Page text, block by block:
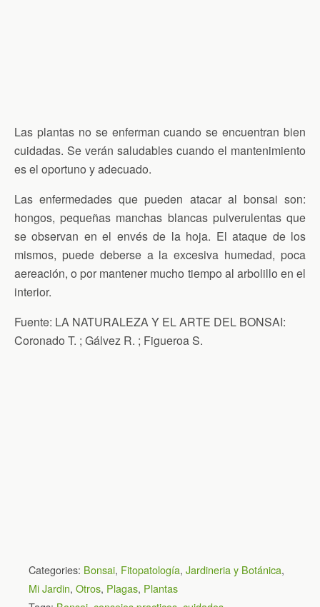
Las plantas no se enferman cuando se encuentran bien
cuidadas. Se verán saludables cuando el mantenimiento
es el oportuno y adecuado.
Las enfermedades que pueden atacar al bonsai son:
hongos, pequeñas manchas blancas pulverulentas que
se observan en el envés de la hoja. El ataque de los
mismos, puede deberse a la excesiva humedad, poca
aereación, o por mantener mucho tiempo al arbolillo en el
interior.
Fuente: LA NATURALEZA Y EL ARTE DEL BONSAI:
Coronado T. ; Gálvez R. ; Figueroa S.
Categories: Bonsai, Fitopatología, Jardineria y Botánica,
Mi Jardin, Otros, Plagas, Plantas